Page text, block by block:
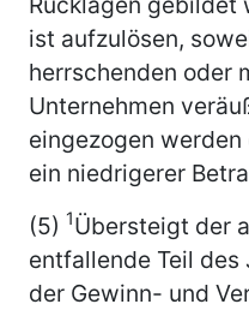
ist aufzulösen,
herrschenden oder
Unternehmen
eingezogen
ein niedrigerer
(5) 1Übersteigt der
entfallende Teil des
der Gewinn- und